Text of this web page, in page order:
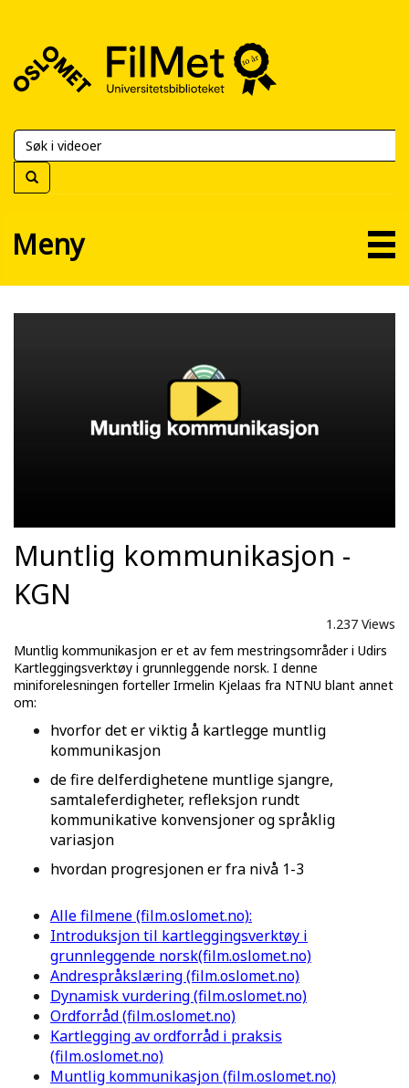
FilMet
Universitetsbiblioteket
Meny
Muntlig kommunikasjon -
KGN
1.237 Views
Muntlig kommunikasjon er et av fem mestringsområder i Udirs
Kartleggingsverktøy i grunnleggende norsk. I denne
miniforelesningen forteller Irmelin Kjelaas fra NTNU blant annet
om:
hvorfor det er viktig å kartlegge muntlig
kommunikasjon
de fire delferdighetene muntlige sjangre,
samtaleferdigheter, refleksjon rundt
kommunikative konvensjoner og språklig
variasjon
hvordan progresjonen er fra nivå 1-3
Alle filmene (film.oslomet.no):
Introduksjon til kartleggingsverktøy i
grunnleggende norsk(film.oslomet.no)
Andrespråkslæring (film.oslomet.no)
Dynamisk vurdering (film.oslomet.no)
Ordforråd (film.oslomet.no)
Kartlegging av ordforråd i praksis
(film.oslomet.no)
Muntlig kommunikasjon (film.oslomet.no)